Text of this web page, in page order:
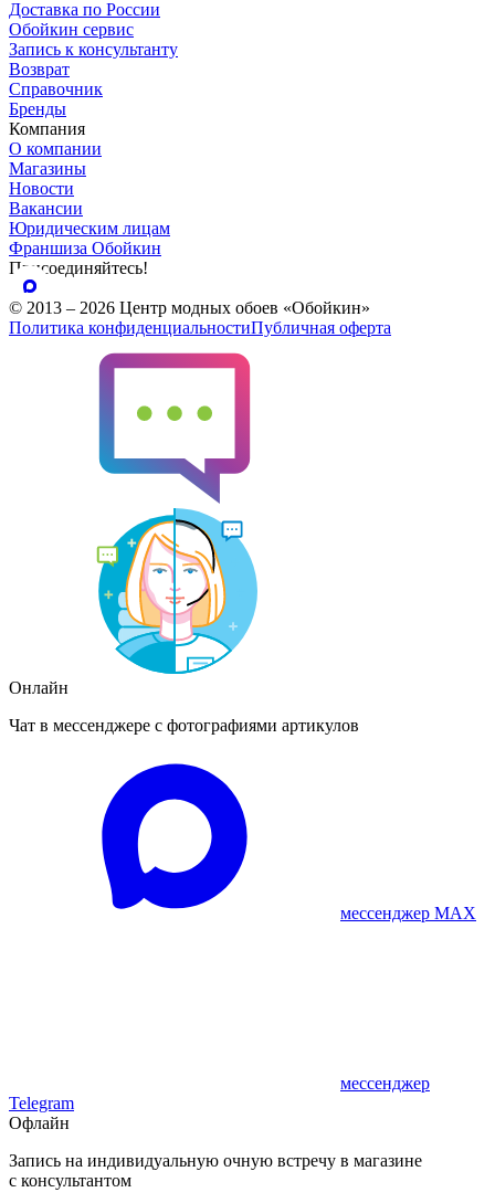
Доставка по России
Обойкин сервис
Запись к консультанту
Возврат
Справочник
Бренды
Компания
О компании
Магазины
Новости
Вакансии
Юридическим лицам
Франшиза Обойкин
Присоединяйтесь!
© 2013 – 2026 Центр модных обоев «Обойкин»
Политика конфиденциальностиПубличная оферта
Онлайн
Чат в мессенджере с фотографиями артикулов
мессенджер MAX
мессенджер
Telegram
Офлайн
Запись на индивидуальную очную встречу в магазине
с консультантом